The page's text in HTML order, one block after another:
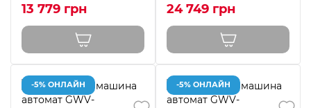
13 779 грн 24 749 грн
-5% ОНЛАЙН -5% ОНЛАЙН